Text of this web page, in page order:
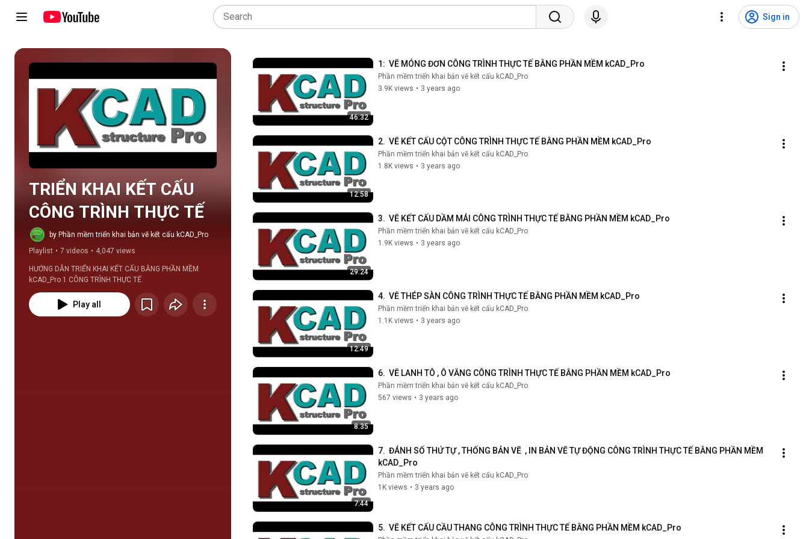
Sign in
Play all
TRIỂN KHAI KẾT CẤU
CÔNG TRÌNH THỰC TẾ
by Phần mềm triển khai bản vẽ kết cấu kCAD_Pro
Playlist • 7 videos • 4,047 views
HƯỚNG DẪN TRIỂN KHAI KẾT CẤU BẰNG PHẦN MỀM
kCAD_Pro 1 CÔNG TRÌNH THỰC TẾ.
Play all
46:32
1:  VẼ MÓNG ĐƠN CÔNG TRÌNH THỰC TẾ BẰNG PHẦN MỀM kCAD_Pro
Phần mềm triển khai bản vẽ kết cấu kCAD_Pro
3.9K views • 3 years ago
12:58
2.  VẼ KẾT CẤU CỘT CÔNG TRÌNH THỰC TẾ BẰNG PHẦN MỀM kCAD_Pro
Phần mềm triển khai bản vẽ kết cấu kCAD_Pro
1.8K views • 3 years ago
29:24
3.  VẼ KẾT CẤU DẦM MÁI CÔNG TRÌNH THỰC TẾ BẰNG PHẦN MỀM kCAD_Pro
Phần mềm triển khai bản vẽ kết cấu kCAD_Pro
1.9K views • 3 years ago
12:49
4.  VẼ THÉP SÀN CÔNG TRÌNH THỰC TẾ BẰNG PHẦN MỀM kCAD_Pro
Phần mềm triển khai bản vẽ kết cấu kCAD_Pro
1.1K views • 3 years ago
8:35
6.  VẼ LANH TÔ , Ô VĂNG CÔNG TRÌNH THỰC TẾ BẰNG PHẦN MỀM kCAD_Pro
Phần mềm triển khai bản vẽ kết cấu kCAD_Pro
567 views • 3 years ago
7:44
7.  ĐÁNH SỐ THỨ TỰ , THỐNG BẢN VẼ  , IN BẢN VẼ TỰ ĐỘNG CÔNG TRÌNH THỰC TẾ BẰNG PHẦN MỀM
kCAD_Pro
Phần mềm triển khai bản vẽ kết cấu kCAD_Pro
1K views • 3 years ago
5.  VẼ KẾT CẤU CẦU THANG CÔNG TRÌNH THỰC TẾ BẰNG PHẦN MỀM kCAD_Pro